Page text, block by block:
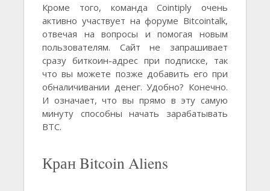
Кроме того, команда Cointiply очень
активно участвует на форуме Bitcointalk,
отвечая на вопросы и помогая новым
пользователям. Сайт не запрашивает
сразу биткоин-адрес при подписке, так
что вы можете позже добавить его при
обналичивании денег. Удобно? Конечно.
И означает, что вы прямо в эту самую
минуту способны начать зарабатывать
BTC.
Кран Bitcoin Aliens